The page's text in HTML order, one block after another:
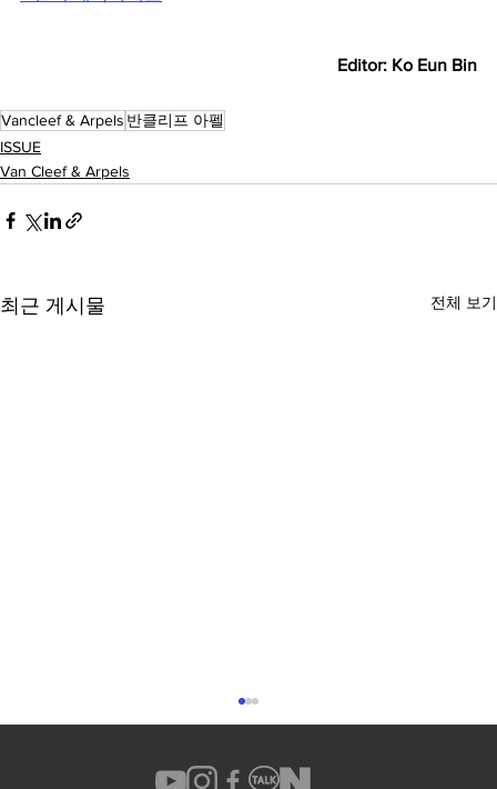
Editor: Ko Eun Bin
Vancleef & Arpels 반클리프 아펠
ISSUE
Van Cleef & Arpels
최근 게시물 전체 보기